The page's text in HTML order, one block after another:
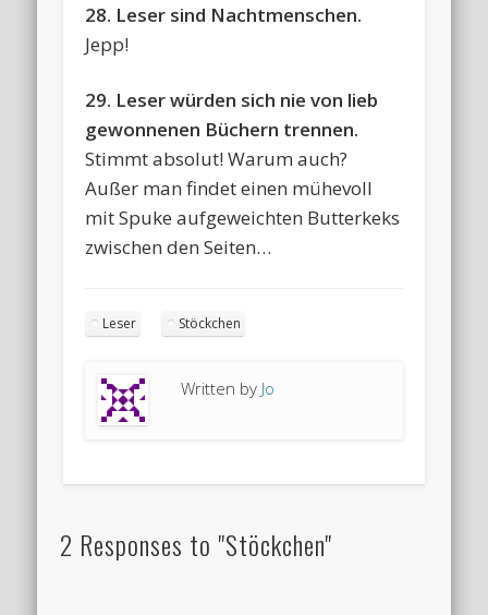
28. Leser sind Nachtmenschen.
Jepp!
29. Leser würden sich nie von lieb
gewonnenen Büchern trennen.
Stimmt absolut! Warum auch?
Außer man findet einen mühevoll
mit Spuke aufgeweichten Butterkeks
zwischen den Seiten…
Leser Stöckchen
Written by Jo
2 Responses to "Stöckchen"